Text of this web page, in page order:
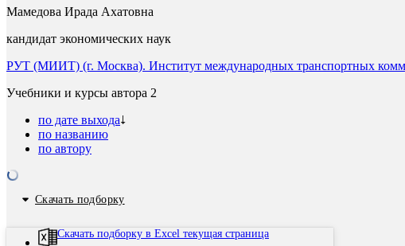
Мамедова Ирада Ахатовна
кандидат экономических наук
РУТ (МИИТ) (г. Москва). Институт международных транспортных
Учебники и курсы автора 2
по дате выхода
по названию
по автору
Скачать подборку
Скачать подборку в Excel текущая страница